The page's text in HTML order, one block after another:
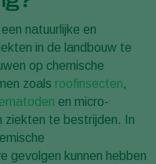
natuurlijke en
in de landbouw te
op chemische
zoals roofinsecten,
en micro-
ziekten te bestrijden. In
gevolgen kunnen hebben